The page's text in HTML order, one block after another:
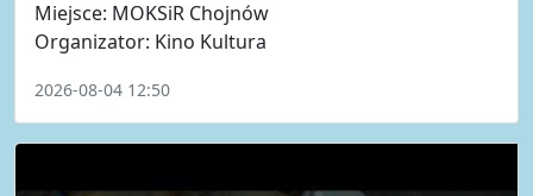
Miejsce: MOKSiR Chojnów
Organizator: Kino Kultura
2026-08-04 12:50